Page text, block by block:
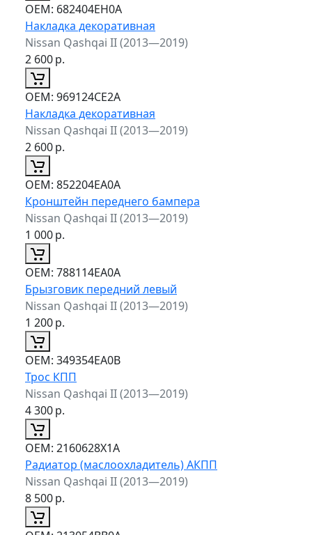
ОЕМ: 682404EH0A
Накладка декоративная
Nissan Qashqai II (2013—2019)
2 600р.
ОЕМ: 969124CE2A
Накладка декоративная
Nissan Qashqai II (2013—2019)
2 600р.
ОЕМ: 852204EA0A
Кронштейн переднего бампера
Nissan Qashqai II (2013—2019)
1 000р.
ОЕМ: 788114EA0A
Брызговик передний левый
Nissan Qashqai II (2013—2019)
1 200р.
ОЕМ: 349354EA0B
Трос КПП
Nissan Qashqai II (2013—2019)
4 300р.
ОЕМ: 2160628X1A
Радиатор (маслоохладитель) АКПП
Nissan Qashqai II (2013—2019)
8 500р.